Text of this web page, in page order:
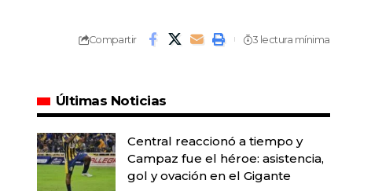
Compartir 3 lectura mínima
Últimas Noticias
Central reaccionó a tiempo y
Campaz fue el héroe: asistencia,
gol y ovación en el Gigante